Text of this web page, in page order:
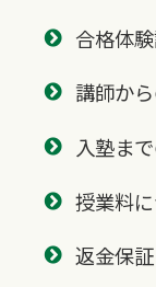
合格体
講師か
入塾ま
授業料
返金保